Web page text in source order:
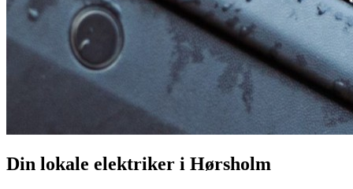
Din lokale elektriker i Hørsholm